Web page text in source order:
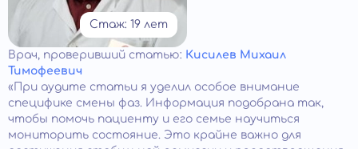
Стаж: 19 лет
Врач, проверивший статью: Кисилев Михаил
Тимофеевич
«При аудите статьи я уделил особое внимание
специфике смены фаз. Информация подобрана так,
чтобы помочь пациенту и его семье научиться
мониторить состояние. Это крайне важно для